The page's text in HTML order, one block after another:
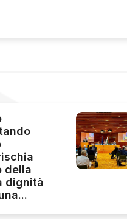
della
dignità